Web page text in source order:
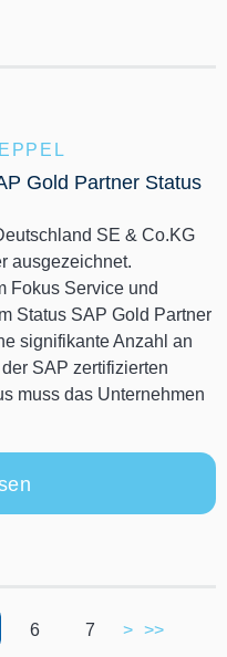
Gold Partner Status
SE & Co.KG
ausgezeichnet.
Fokus Service und
Status SAP Gold Partner
signifikante Anzahl an
SAP zertifizierten
muss das Unternehmen
6 7 > >>